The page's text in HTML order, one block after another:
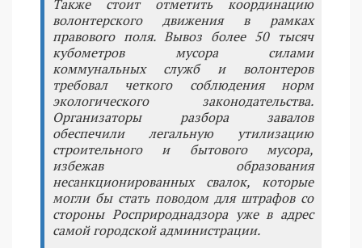
Также стоит отметить координацию
волонтерского движения в рамках
правового поля. Вывоз более 50 тысяч
кубометров мусора силами
коммунальных служб и волонтеров
требовал четкого соблюдения норм
экологического законодательства.
Организаторы разбора завалов
обеспечили легальную утилизацию
строительного и бытового мусора,
избежав образования
несанкционированных свалок, которые
могли бы стать поводом для штрафов со
стороны Росприроднадзора уже в адрес
самой городской администрации.